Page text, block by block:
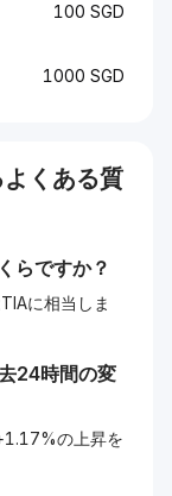
100 SGD
1000 SGD
くある質
らですか？
に相当しま
24時間の変
の上昇を